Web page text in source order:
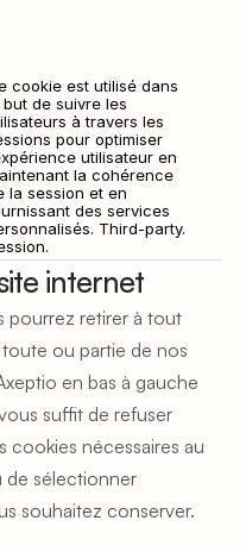
cookie est utilisé dans
but de suivre les
à travers les
pour optimiser
utilisateur en
la cohérence
la session et en
des services
Third-party.
internet
pourrez retirer à tout
ou partie de nos
en bas à gauche
suffit de refuser
cookies nécessaires au
sélectionner
souhaitez conserver.